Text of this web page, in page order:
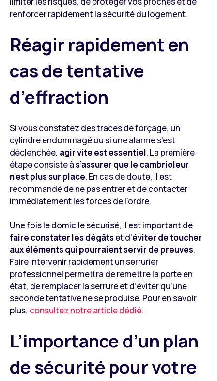
renforcer rapidement la sécurité du logement.
Réagir rapidement en
cas de tentative
d’effraction
Si vous constatez des traces de forçage, un
cylindre endommagé ou si une alarme s’est
déclenchée, agir vite est essentiel. La première
étape consiste às’assurer que le cambrioleur
n’est plus sur place. En cas de doute, il est
recommandé de ne pas entrer et de contacter
immédiatement les forces de l’ordre.
Une fois le domicile sécurisé, il est important de
faire constater les dégâtset d’éviter de toucher
aux éléments qui pourraient servir de preuves.
Faire intervenir rapidement un serrurier
professionnel permettra de remettre la porte en
état, de remplacer la serrure et d’éviter qu’une
seconde tentative ne se produise. Pour en savoir
plus, consultez notre article dédié.
L’importance d’un plan
de sécurité pour votre